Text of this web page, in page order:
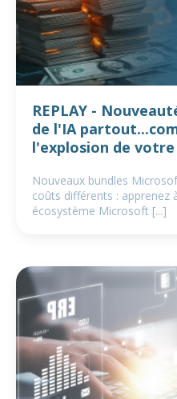
REPLAY -
de l'IA
l'explosion de
Nouveaux bundles
coûts différents : apprenez
écosystème Microsoft [...]